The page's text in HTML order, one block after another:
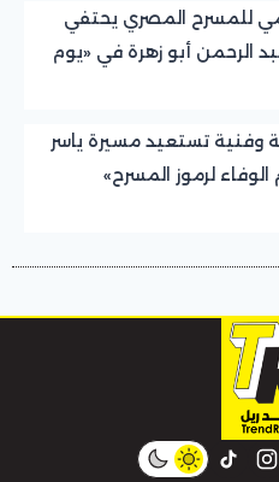
للمسرح المصري يحتفي
عبد الرحمن أبو زهرة في «يوم
وفنية تستعيد مسيرة ياسر
لرموز المسرح»
instagram
tiktok